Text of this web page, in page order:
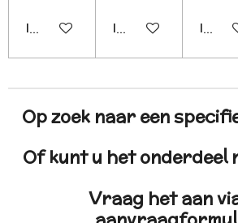
In winkelwagenIn winkelwagen
In
Op zoek naar een
Of kunt u het onderdeel
Vraag het aan